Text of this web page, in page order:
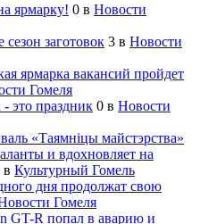
ярмарку! 0 в Новости
сезон заготовок 3 в Новости
ярмарка вакансий пройдет
Гомеля
это праздник 0 в Новости
«Таямнiцы майстэрства»
и вдохновляет на
в Культурный Гомель
дня продолжат свою
Гомеля
GT-R попал в аварию и